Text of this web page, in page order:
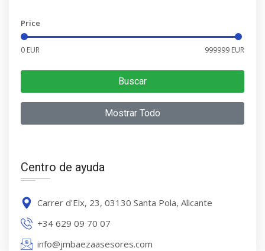
Price
0 EUR 999999 EUR
Buscar
Mostrar Todo
Centro de ayuda
Carrer d'Elx, 23, 03130 Santa Pola, Alicante
+34 629 09 70 07
info@jmbaezaasesores.com